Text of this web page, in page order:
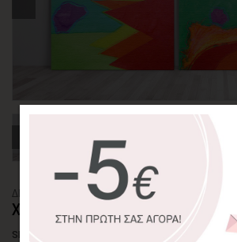
ΔΙΠΤΥΧΟΣ ΠΙΝΑΚΑΣ ΚΑΜΒΑΣ
ΧΡΩΜΑΤΙΚΗ ΕΚΡΗΞΗ
SKU: CVPS-2P-64-SQ